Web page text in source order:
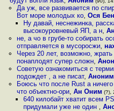
Да уж, все развивается по
Вот море молодых ко, Ося
Ну давай, неснежинка,
высокоуровневый ЯП, а н,
не, а чо в грубе-то собирать
отправляется в мусоросжи,
Через 20 лет, возможно,
понаплодят супер сложн,
Советую ознакомиться с
подождет , а не писат, Аноним
Боюсь что после Rust а
что объектно-ори, Ан Оним (?),
640 килобайт хватит всем
придумали уже не один ,